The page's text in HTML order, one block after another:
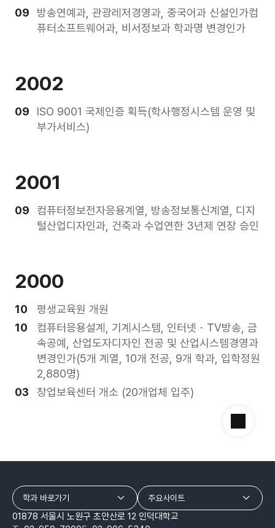
09
방송연예과, 관광레저경영과, 중국어과 신설인가컴
퓨터소프트웨어과, 비서정보과 학과명 변경인가
2002
09
ISO 9001 국제인증 획득(학사행정시스템 운영 및
부가서비스)
2001
09
컴퓨터정보전자응용계열, 방송정보통신계열, 디지
털산업디자인과, 건축과 수업연한 3년제 연장 승인
2000
10
평생교육원 개원
10
컴퓨터응용설계, 기계시스템, 인터넷・TV방송, 금
속공예, 산업도자디자인 전공 및 산업시스템경영과
변경인가(5개 계열, 10개 전공, 9개 학과, 입학정원
2,880명)
03
창업보육센터 개소 (20개업체 입주)
학과 바로가기 주요사이트
01878 서울시 노원구 초안산로 12 인덕대학교